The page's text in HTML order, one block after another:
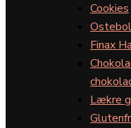
Cookies
Finax
Lækre